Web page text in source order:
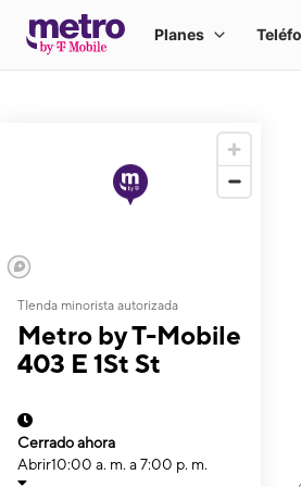
TIenda minorista autorizada
Metro by T-Mobile
403 E 1St St
Cerrado ahora
Abrir10:00 a. m. a 7:00 p. m.